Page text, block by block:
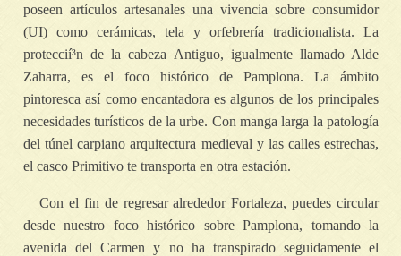
poseen artículos artesanales una vivencia sobre consumidor
(UI) como cerámicas, tela y orfebrería tradicionalista. La
proteccií³n de la cabeza Antiguo, igualmente llamado Alde
Zaharra, es el foco histórico de Pamplona. La ámbito
pintoresca así­ como encantadora es algunos de los principales
necesidades turísticos de la urbe. Con manga larga la patologí­a
del túnel carpiano arquitectura medieval y las calles estrechas,
el casco Primitivo te transporta en otra estación.
Con el fin de regresar alrededor Fortaleza, puedes circular
desde nuestro foco histórico sobre Pamplona, tomando la
avenida del Carmen y no ha transpirado seguidamente el